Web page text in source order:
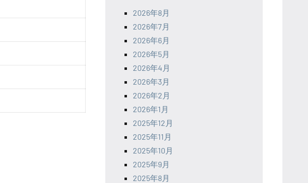
2026年8月
2026年7月
2026年6月
2026年5月
2026年4月
2026年3月
2026年2月
2026年1月
2025年12月
2025年11月
2025年10月
2025年9月
2025年8月